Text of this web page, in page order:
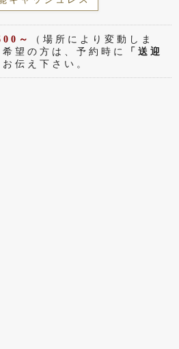
～
（場所により変動しま
望の方は、予約時に
「送迎
お伝え下さい。